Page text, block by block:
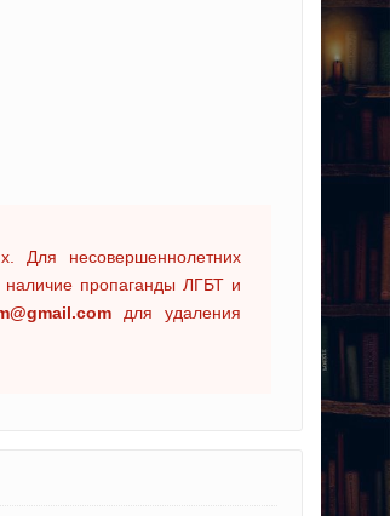
Для несовершеннолетних
наличие пропаганды ЛГБТ и
для удаления